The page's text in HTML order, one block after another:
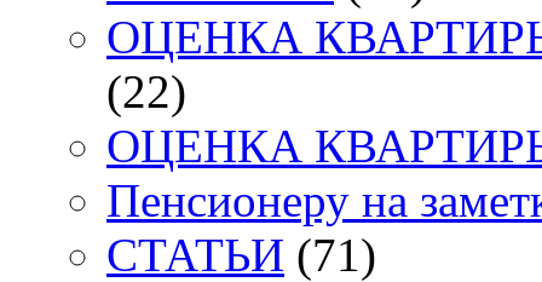
ОЦЕНКА КВАРТИРЫ.
(22)
ОЦЕНКА КВАРТИРЫ.
Пенсионеру на
СТАТЬИ (71)